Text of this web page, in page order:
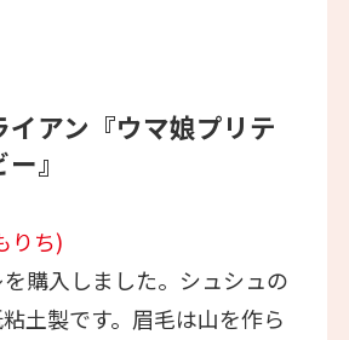
イアン『ウマ娘プリテ
』
りち)
購入しました。シュシュの
土製です。眉毛は山を作ら